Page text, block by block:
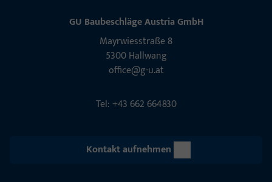
GU Baubeschläge Aus­tria GmbH
Mayrwies­straße 8
5300 Hall­wang
office@g-u.at
Tel: +43 662 664830
Kontakt aufnehmen